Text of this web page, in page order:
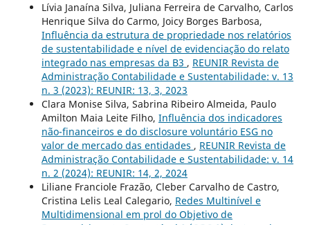
Lívia Janaína Silva, Juliana Ferreira de Carvalho, Carlos
Henrique Silva do Carmo, Joicy Borges Barbosa,
Influência da estrutura de propriedade nos relatórios
de sustentabilidade e nível de evidenciação do relato
integrado nas empresas da B3 , REUNIR Revista de
Administração Contabilidade e Sustentabilidade: v. 13
n. 3 (2023): REUNIR: 13, 3, 2023
Clara Monise Silva, Sabrina Ribeiro Almeida, Paulo
Amilton Maia Leite Filho, Influência dos indicadores
não-financeiros e do disclosure voluntário ESG no
valor de mercado das entidades , REUNIR Revista de
Administração Contabilidade e Sustentabilidade: v. 14
n. 2 (2024): REUNIR: 14, 2, 2024
Liliane Franciole Frazão, Cleber Carvalho de Castro,
Cristina Lelis Leal Calegario, Redes Multinível e
Multidimensional em prol do Objetivo de